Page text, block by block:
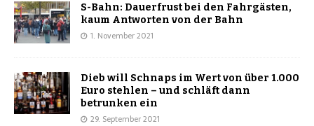
S-Bahn: Dauerfrust bei den Fahrgästen,
kaum Antworten von der Bahn
1. November 2021
Dieb will Schnaps im Wert von über 1.000
Euro stehlen – und schläft dann
betrunken ein
29. September 2021